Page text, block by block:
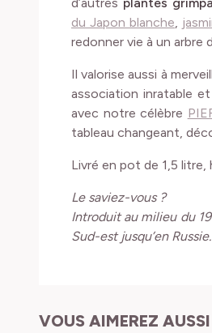
redonner vie à un arbre
association inratable
avec notre célèbre
tableau changeant,
Introduit au milieu du 19
Sud-est jusqu’en